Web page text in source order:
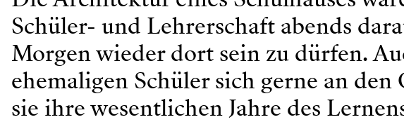
Schüler- und Lehrerschaft abends
Morgen wieder dort sein zu dürfen.
ehemaligen Schüler sich gerne an
sie ihre wesentlichen Jahre des